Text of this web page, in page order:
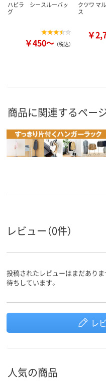
ハピラ シースルーバッ
グ
￥450～ （税込）
クツワ マ
ス
￥
商品に関連するペー
レビュー（0件）
投稿されたレビューはまだあり
待ちしています。
レ
人気の商品